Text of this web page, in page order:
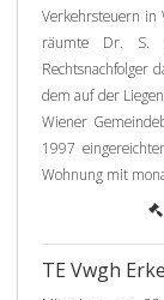
Verkehrsteuern in
räumte Dr. S.
Rechtsnachfolger
dem auf der
Wiener
1997
Wohnung mit
TE Vwgh